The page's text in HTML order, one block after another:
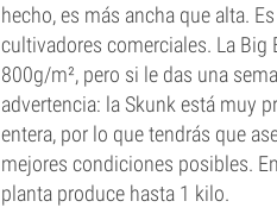
hecho, es más ancha que alta.
cultivadores comerciales. La Big
800g/m², pero si le das una
advertencia: la Skunk está muy
entera, por lo que tendrás que
mejores condiciones posibles.
planta produce hasta 1 kilo.